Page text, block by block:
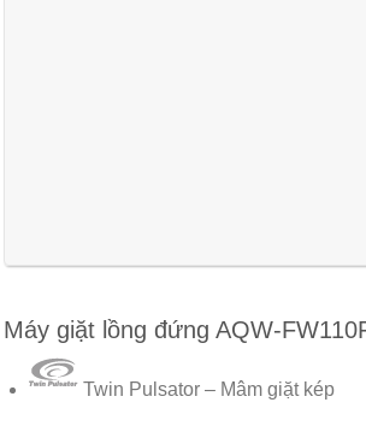
Máy giặt lồng đứng AQW-
Twin Pulsator – Mâm giặt kép